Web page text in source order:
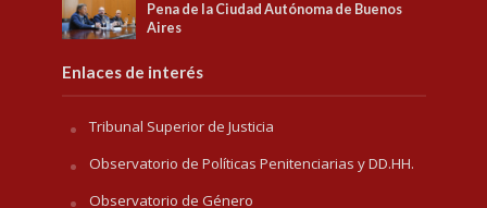
Pena de la Ciudad Autónoma de Buenos
Aires
Enlaces de interés
Tribunal Superior de Justicia
Observatorio de Políticas Penitenciarias y DD.HH.
Observatorio de Género